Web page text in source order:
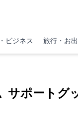
ビジネス 旅行・お
サポート